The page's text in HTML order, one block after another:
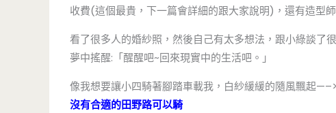
收費(這個最貴，下一篇會詳細的跟大家說明)，還有造型
看了很多人的婚紗照，然後自己有太多想法，跟小綠談了
夢中搖醒:「醒醒吧~回來現實中的生活吧。」
像我想要讓小四騎著腳踏車載我，白紗緩緩的隨風飄起—–>
沒有合適的田野路可以騎